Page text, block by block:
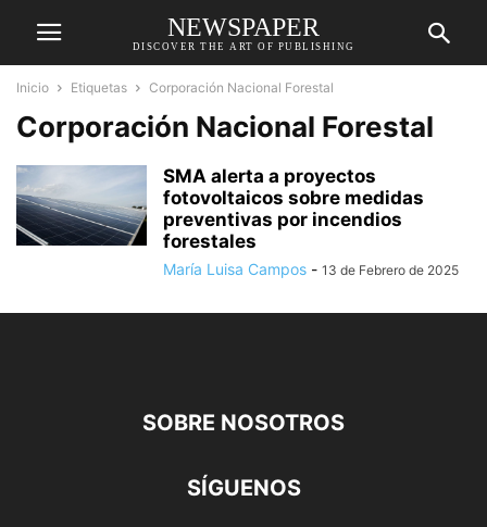
NEWSPAPER
DISCOVER THE ART OF PUBLISHING
Inicio Etiquetas Corporación Nacional Forestal
Corporación Nacional Forestal
SMA alerta a proyectos
fotovoltaicos sobre medidas
preventivas por incendios
forestales
María Luisa Campos - 13 de Febrero de 2025
SOBRE NOSOTROS
SÍGUENOS